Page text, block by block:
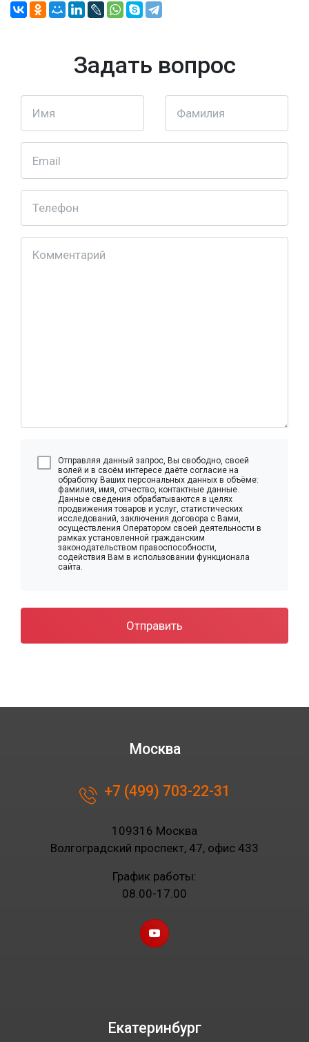
Задать вопрос
Отправляя данный запрос, Вы свободно, своей
волей и в своём интересе даёте согласие на
обработку Ваших персональных данных в объёме:
фамилия, имя, отчество, контактные данные.
Данные сведения обрабатываются в целях
продвижения товаров и услуг, статистических
исследований, заключения договора с Вами,
осуществления Оператором своей деятельности в
рамках установленной гражданским
законодательством правоспособности,
содействия Вам в использовании функционала
сайта.
Отправить
Москва
+7 (499) 703-22-31
109316 Москва
Волгоградский проспект, 47, офис 433
График работы:
08.00-17.00
Екатеринбург